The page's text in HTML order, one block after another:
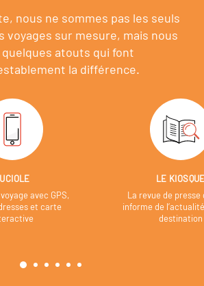
nous ne sommes pas les seuls
voyages sur mesure, mais nous
quelques atouts qui font
la différence.
avec GPS,
et carte
LE
La revue de presse
informe de
destination